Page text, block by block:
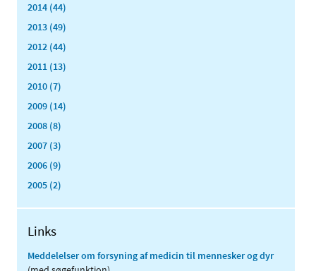
2014 (44)
2013 (49)
2012 (44)
2011 (13)
2010 (7)
2009 (14)
2008 (8)
2007 (3)
2006 (9)
2005 (2)
Links
Meddelelser om forsyning af medicin til mennesker og dyr